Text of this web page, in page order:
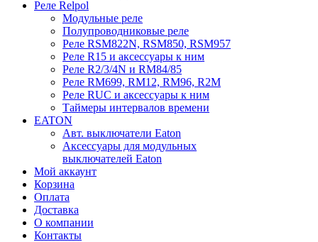
Реле Relpol
Модульные реле
Полупроводниковые реле
Реле RSM822N, RSM850, RSM957
Реле R15 и аксессуары к ним
Реле R2/3/4N и RM84/85
Реле RM699, RM12, RM96, R2M
Реле RUC и аксессуары к ним
Таймеры интервалов времени
EATON
Авт. выключатели Eaton
Аксессуары для модульных
выключателей Eaton
Мой аккаунт
Корзина
Оплата
Доставка
О компании
Контакты